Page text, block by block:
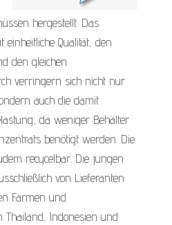
hergestellt. Das
Qualität, den
den gleichen
verringern sich nicht nur
auch die damit
da weniger Behälter
benötigt werden. Die
recycelbar. Die jungen
von Lieferanten
Farmen und
Thailand, Indonesien und